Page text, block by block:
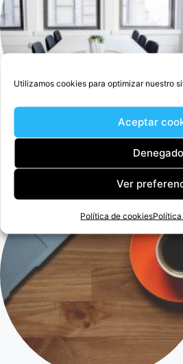
Utilizamos cookies para optimizar nuestro
Aceptar
Denegado
Ver
Política de cookies
Cercedilla Abogado Para